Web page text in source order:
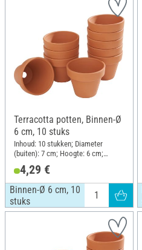
Terracotta potten, Binnen-Ø
6 cm, 10 stuks
Inhoud: 10 stukken; Diameter
(buiten): 7 cm; Hoogte: 6 cm;
Materiaal: Terracotta
4,29 €
Binnen-Ø 6 cm, 10
stuks